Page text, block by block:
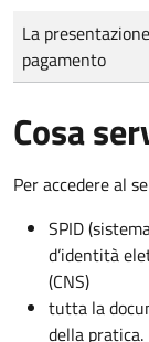
Tipo di pagamento
Importo
La
pagamento
Cosa
Per accedere al
SPID
d’identità
(CNS)
tutta la
della pratica.